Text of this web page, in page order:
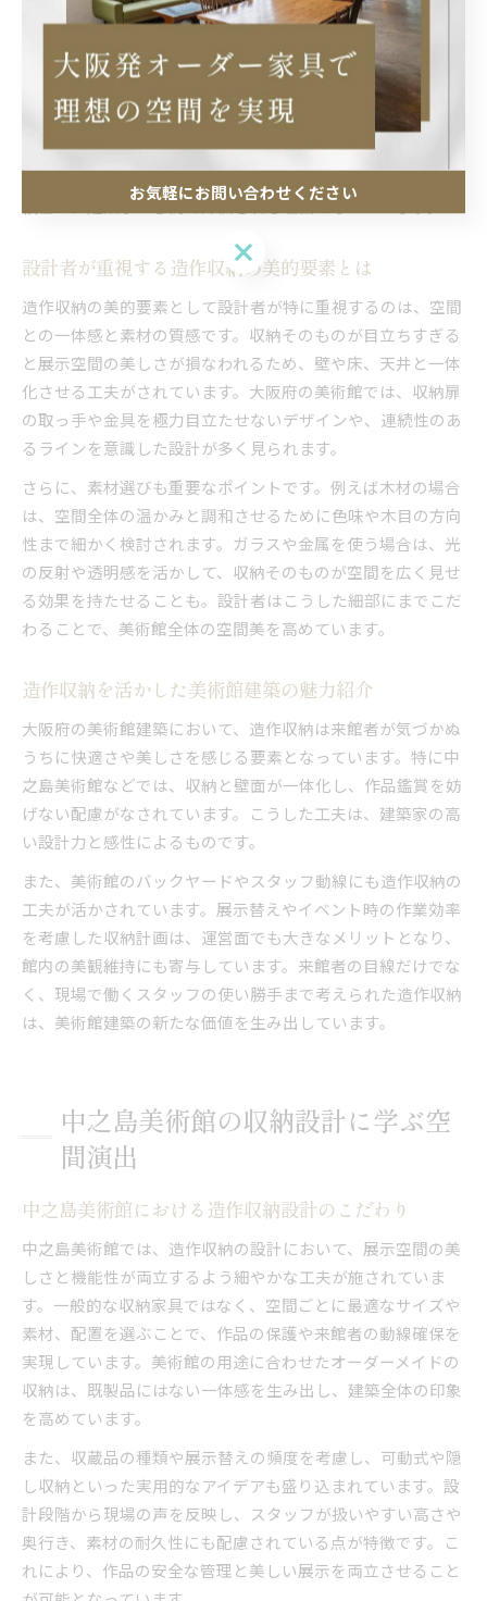
す。
また、造作収納は、館内の雰囲気や展示物の種類によって自
由度の高いデザインが可能です。例えば、中之島美術館のよ
うに現代美術を扱う施設では、シンプルで洗練された収納が
選ばれがちですが、歴史的建築を活かした美術館では、木材
や伝統技法を活かした収納が用いられることも。こうした柔
軟性が、建築家から高く評価される理由となっています。
設計者が重視する造作収納の美的要素とは
造作収納の美的要素として設計者が特に重視するのは、空間
との一体感と素材の質感です。収納そのものが目立ちすぎる
と展示空間の美しさが損なわれるため、壁や床、天井と一体
化させる工夫がされています。大阪府の美術館では、収納扉
の取っ手や金具を極力目立たせないデザインや、連続性のあ
るラインを意識した設計が多く見られます。
さらに、素材選びも重要なポイントです。例えば木材の場合
は、空間全体の温かみと調和させるために色味や木目の方向
性まで細かく検討されます。ガラスや金属を使う場合は、光
の反射や透明感を活かして、収納そのものが空間を広く見せ
る効果を持たせることも。設計者はこうした細部にまでこだ
わることで、美術館全体の空間美を高めています。
造作収納を活かした美術館建築の魅力紹介
大阪府の美術館建築において、造作収納は来館者が気づかぬ
うちに快適さや美しさを感じる要素となっています。特に中
之島美術館などでは、収納と壁面が一体化し、作品鑑賞を妨
げない配慮がなされています。こうした工夫は、建築家の高
い設計力と感性によるものです。
また、美術館のバックヤードやスタッフ動線にも造作収納の
工夫が活かされています。展示替えやイベント時の作業効率
を考慮した収納計画は、運営面でも大きなメリットとなり、
館内の美観維持にも寄与しています。来館者の目線だけでな
く、現場で働くスタッフの使い勝手まで考えられた造作収納
は、美術館建築の新たな価値を生み出しています。
中之島美術館の収納設計に学ぶ空
間演出
中之島美術館における造作収納設計のこだわり
中之島美術館では、造作収納の設計において、展示空間の美
しさと機能性が両立するよう細やかな工夫が施されていま
す。一般的な収納家具ではなく、空間ごとに最適なサイズや
素材、配置を選ぶことで、作品の保護や来館者の動線確保を
実現しています。美術館の用途に合わせたオーダーメイドの
収納は、既製品にはない一体感を生み出し、建築全体の印象
を高めています。
また、収蔵品の種類や展示替えの頻度を考慮し、可動式や隠
し収納といった実用的なアイデアも盛り込まれています。設
計段階から現場の声を反映し、スタッフが扱いやすい高さや
奥行き、素材の耐久性にも配慮されている点が特徴です。こ
れにより、作品の安全な管理と美しい展示を両立させること
お気軽にお問い合わせください
お気軽にお問い合わせください